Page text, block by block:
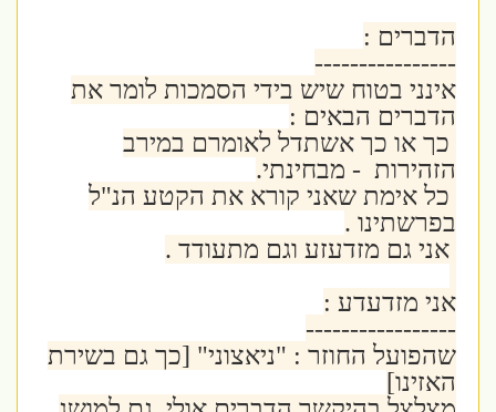
הדברים :
----------------
אינני בטוח שיש בידי הסמכות לומר את
הדברים הבאים :
כך או כך אשתדל לאומרם במירב
הזהירות - מבחינתי.
כל אימת שאני קורא את הקטע הנ"ל
בפרשתינו .
אני גם מזדעזע וגם מתעודד .
אני מזדעדע :
-----------------
שהפועל החוזר : "ניאצוני" [כך גם בשירת
האזינו]